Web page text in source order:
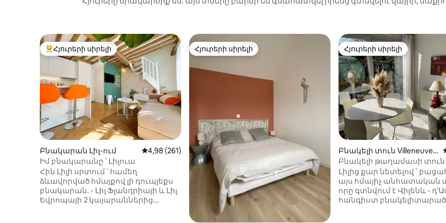
Հյուրերի սիրելի լավագույն տները
Հյուրերի սիրելի
Բնակարան Լիլ-ում Միջին վարկանիշը՝ 5-ից 4,98, 261 կարծիք
4,98 (261)
Իմ բնակարանը ՝ Լիլուա
Հին Լիլի սրտում ՝ համեղ
ձևավորված հմայքով լի դուպլեքս
բնակարան. - Լիլ Ֆլանդրիայի և Լիլ
Եվրոպայի 2 կայարաններից
Հյուրերի սիրելի
Հյուրերի սիրելի Հյուրերի սիրելի
Հյուրերի սիրելի
Բնակելի տուն Villeneuve-
d'Ascq-ում
Բնակելի թաղամասի տուն
Լիլից քար նետելով ՝
այս հմայիչ անհատական
որը գտնվում է Վիլենև -
հանգիստ